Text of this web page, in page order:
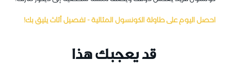
احصل اليوم على طاولة الكونسول المثالية - تفصيل أثاث يليق بك!
قد يعجبك هذا